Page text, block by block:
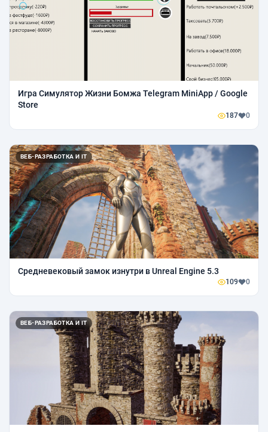
Игра Симулятор Жизни Бомжа Telegram MiniApp / Google
Store
187 0
ВЕБ-РАЗРАБОТКА И IT
Средневековый замок изнутри в Unreal Engine 5.3
109 0
ВЕБ-РАЗРАБОТКА И IT